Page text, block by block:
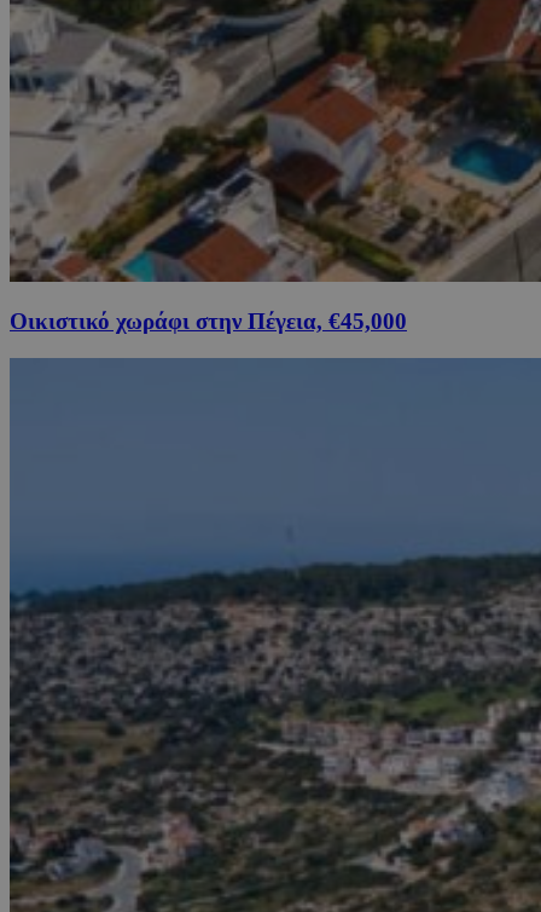
Οικιστικό χωράφι στην Πέγεια, €45,000